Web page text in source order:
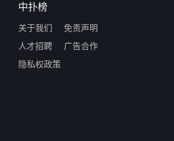
中扑榜
关于我们
免责声明
人才招聘
广告合作
隐私权政策